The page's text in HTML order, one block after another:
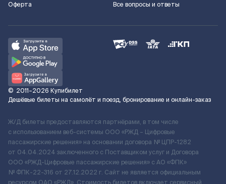
Оферта
Все вопросы и ответы
© 2011–2026 Купибилет
Дешёвые билеты на самолёт и поезд, бронирование и онлайн-заказ
Ж/Д билеты предоставляются партнёрами, в том числе
с использованием веб-системы ООО «РЖД – Цифровые
пассажирские решения» на основании договора № ЦПР-1282
от 04.04.2024 заключенного с Поставщиком услуг и Договора
ООО «РЖД-Цифровые пассажирские решения» c АО «ФПК»
№ ФПК-22-316 от 27.12.2022 г. Сайт не является официальным